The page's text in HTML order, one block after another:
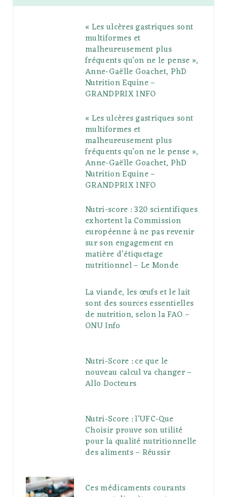
b
t
l
e
P
l
s
a
g
r
a
m
e
r
e
s
o
l
r
« Les ulcères gastriques sont
multiformes et
malheureusement plus
fréquents qu’on ne le pense »,
Anne-Gaëlle Goachet, PhD
Nutrition Equine –
GRANDPRIX INFO
« Les ulcères gastriques sont
multiformes et
malheureusement plus
fréquents qu’on ne le pense »,
Anne-Gaëlle Goachet, PhD
Nutrition Equine –
GRANDPRIX INFO
Nutri-score : 320 scientifiques
exhortent la Commission
européenne à ne pas revenir
sur son engagement en
matière d’étiquetage
nutritionnel – Le Monde
La viande, les œufs et le lait
sont des sources essentielles
de nutrition, selon la FAO –
ONU Info
Nutri-Score : ce que le
nouveau calcul va changer –
Allo Docteurs
Nutri-Score : l’UFC-Que
Choisir prouve son utilité
pour la qualité nutritionnelle
des aliments – Réussir
Ces médicaments courants